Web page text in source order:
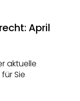
April
aktuelle
Sie